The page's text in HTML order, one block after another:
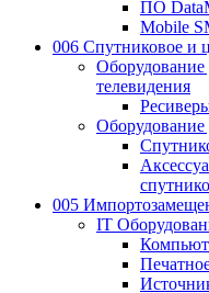
ПО
Mobile
006 Спутниковое и
Оборудование
телевидения
Оборудование
005
IT